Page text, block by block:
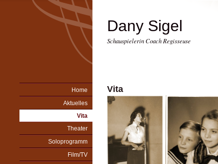
Dany Sigel
Schauspielerin Coach Regisseuse
Home
Aktuelles
Vita
Theater
Soloprogramm
Film/TV
Vita